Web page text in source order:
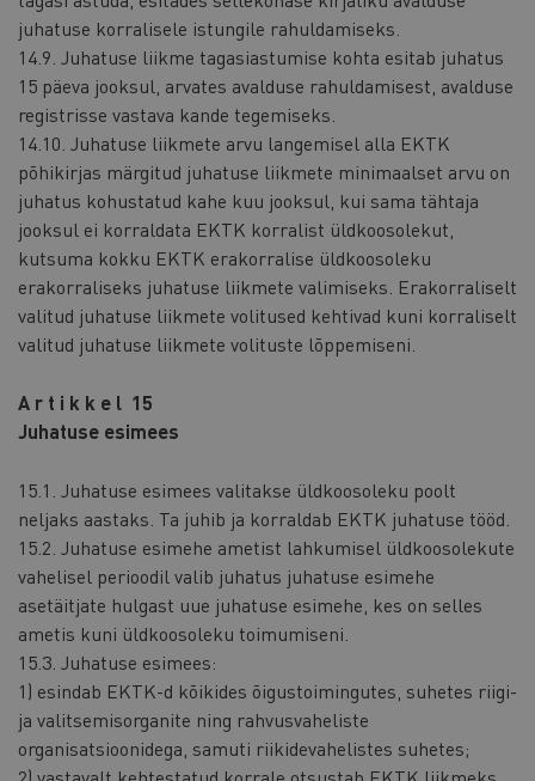
juhatuse korralisele istungile rahuldamiseks.
14.9. Juhatuse liikme tagasiastumise kohta esitab juhatus
15 päeva jooksul, arvates avalduse rahuldamisest, avalduse
registrisse vastava kande tegemiseks.
14.10. Juhatuse liikmete arvu langemisel alla EKTK
põhikirjas märgitud juhatuse liikmete minimaalset arvu on
juhatus kohustatud kahe kuu jooksul, kui sama tähtaja
jooksul ei korraldata EKTK korralist üldkoosolekut,
kutsuma kokku EKTK erakorralise üldkoosoleku
erakorraliseks juhatuse liikmete valimiseks. Erakorraliselt
valitud juhatuse liikmete volitused kehtivad kuni korraliselt
valitud juhatuse liikmete volituste lõppemiseni.
A r t i k k e l 15
Juhatuse esimees
15.1. Juhatuse esimees valitakse üldkoosoleku poolt
neljaks aastaks. Ta juhib ja korraldab EKTK juhatuse tööd.
15.2. Juhatuse esimehe ametist lahkumisel üldkoosolekute
vahelisel perioodil valib juhatus juhatuse esimehe
asetäitjate hulgast uue juhatuse esimehe, kes on selles
ametis kuni üldkoosoleku toimumiseni.
15.3. Juhatuse esimees:
1) esindab EKTK-d kõikides õigustoimingutes, suhetes riigi-
ja valitsemisorganite ning rahvusvaheliste
organisatsioonidega, samuti riikidevahelistes suhetes;